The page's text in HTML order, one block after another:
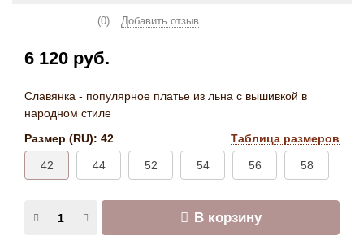
(0) Добавить отзыв
6 120 руб.
Славянка - популярное платье из льна с вышивкой в
народном стиле
Размер (RU):
Таблица размеров
42
42 44 52 54 56 58
В корзину